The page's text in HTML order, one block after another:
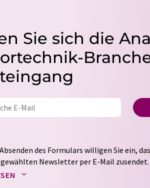
Sie sich die
des Formulars willigen Sie ein,
Newsletter per E-Mail
Die Speicherung und Verarbeitung